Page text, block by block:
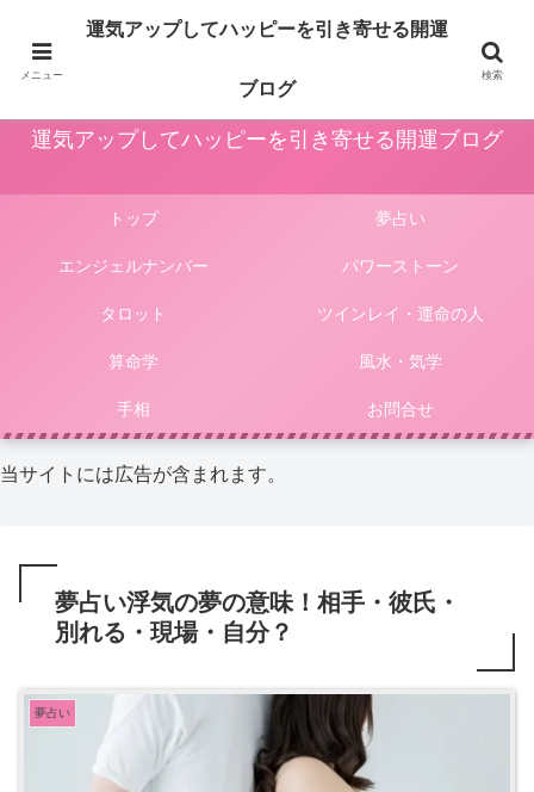
占いや風水、気学やパワーストーン等による運気アップ法は人生をより楽しく
豊かにしてくれます。このサイトではそんな様々な占いやパワーストーンによ
運気アップしてハッピーを引き寄せる開運ブログ
トップ 夢占い
エンジェルナンバー パワーストーン
タロット ツインレイ・運命の人
算命学 風水・気学
手相 お問合せ
当サイトには広告が含まれます。
夢占い浮気の夢の意味！相手・彼氏・
別れる・現場・自分？
夢占い
メニュー
運気アップしてハッピーを引き寄せる開運
ブログ
検索